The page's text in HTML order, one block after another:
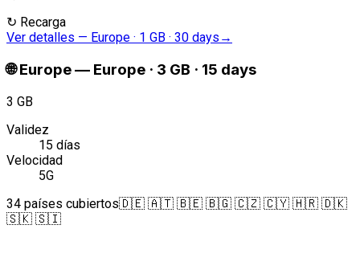
↻ Recarga
Ver detalles — Europe · 1 GB · 30 days →
🌐 Europe— Europe · 3 GB · 15 days
3 GB
Validez
15 días
Velocidad
5G
34 países cubiertos🇩🇪 🇦🇹 🇧🇪 🇧🇬 🇨🇿 🇨🇾 🇭🇷 🇩🇰
🇸🇰 🇸🇮